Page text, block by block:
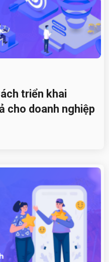
triển khai
cho doanh nghiệp